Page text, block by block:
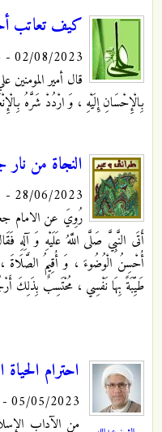
كيف تعاتب
02/08/2023 - 20:06
قال أمير
بِالْإِحْسَانِ‏ إِلَيْهِ ، وَ ارْدُدْ شَرَّهُ
النجاة من نار
28/06/2023 - 13:11
رُوِيَ عن الامام
أَتَى النَّبِيَّ صَلَّى اللَّهُ عَلَيْهِ وَ آلِهِ
أُحْسِنُ الْوُضُوءَ ، وَ أُقِيمُ الصَّلَاةَ
طَيِّبَةً بِهَا نَفْسِي ، مُحْتَسِبٌ بِذَلِكَ
احترام
05/05/2023 - 01:25
من الآداب